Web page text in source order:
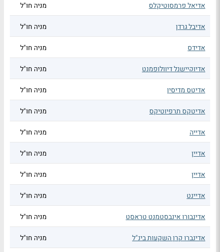
אדיאל פרמסוטיקלס מניה חו"ל
אדיבל גרדן מניה חו"ל
אדידס מניה חו"ל
אדיוקיישנל דיוולופמנט מניה חו"ל
אדיטס מדיסין מניה חו"ל
אדיטקס תרפיוטיקס מניה חו"ל
אדייה מניה חו"ל
אדיין מניה חו"ל
אדיין מניה חו"ל
אדיינט מניה חו"ל
אדינבורו אינבסטמנט טראסט מניה חו"ל
אדינברו קרן השקעות בינ"ל מניה חו"ל